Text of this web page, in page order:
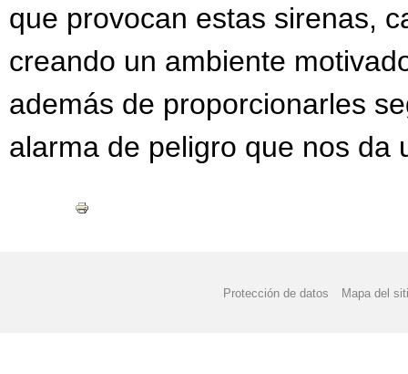
que provocan estas sirenas,
creando un ambiente
además de proporcionarles
alarma de peligro que nos da
Protección de datos Mapa del